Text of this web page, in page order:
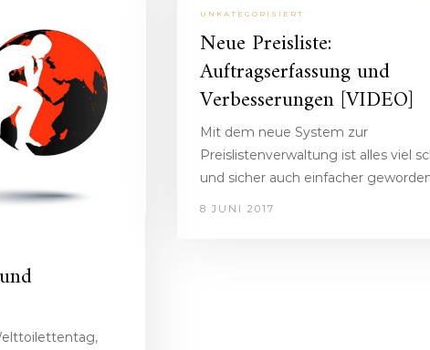
UNKATEGORISIERT
Neue Preisliste:
Auftragserfassung und
Verbesserungen [VIDEO]
Mit dem neue System zur
Preislistenverwaltung ist alles viel
und sicher auch einfacher
8 JUNI 2017